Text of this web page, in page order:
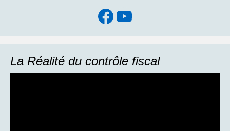
Facebook
YouTube
La Réalité du contrôle fiscal